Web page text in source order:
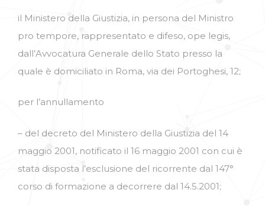
il Ministero della Giustizia, in persona del Ministro
pro tempore, rappresentato e difeso, ope legis,
dall’Avvocatura Generale dello Stato presso la
quale è domiciliato in Roma, via dei Portoghesi, 12;
per l’annullamento
– del decreto del Ministero della Giustizia del 14
maggio 2001, notificato il 16 maggio 2001 con cui è
stata disposta l’esclusione del ricorrente dal 147°
corso di formazione a decorrere dal 14.5.2001;